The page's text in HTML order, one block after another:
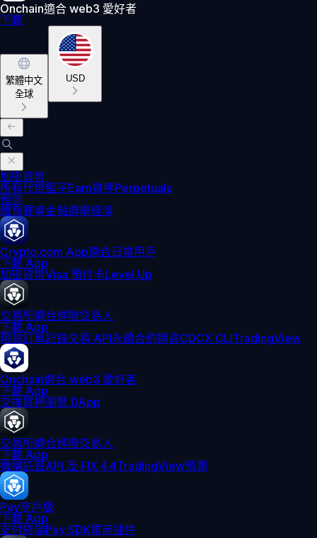
Onchain適合 web3 愛好者
下載
繁體中文
全球
USD
加密貨幣
所有代幣籃子Earn質押Perpetuals
預測
體育賽事金融選舉經濟
Crypto.com App適合日常用戶
下載 App
加密貨幣Visa 預付卡Level Up
交易所適合進階交易人
下載 App
現貨訂單記錄交易 API永續合約期貨CDCX CLITradingView
Onchain適合 web3 愛好者
下載 App
交換質押瀏覽 DApp
交易所適合進階交易人
下載 App
機構託管API 及 FIX 4.4TradingView預測
Pay商戶版
下載 App
支付終端Pay SDK電商插件